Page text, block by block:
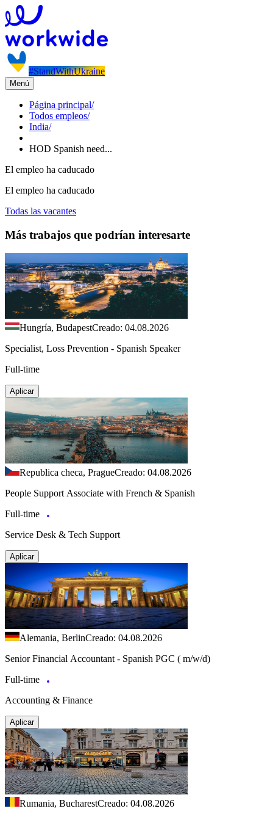
#StandWithUkraine
Menú
Página principal/
Todos empleos/
India/
HOD Spanish need...
El empleo ha caducado
El empleo ha caducado
Todas las vacantes
Más trabajos que podrían interesarte
Hungría, BudapestCreado: 04.08.2026
Specialist, Loss Prevention - Spanish Speaker
Full-time
Aplicar
Republica checa, PragueCreado: 04.08.2026
People Support Associate with French & Spanish
Full-time
Service Desk & Tech Support
Aplicar
Alemania, BerlinCreado: 04.08.2026
Senior Financial Accountant - Spanish PGC ( m/w/d)
Full-time
Accounting & Finance
Aplicar
Rumania, BucharestCreado: 04.08.2026